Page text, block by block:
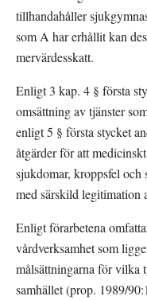
tillhandahåller
som A har erhållit kan
mervärdesskatt.
Enligt 3 kap. 4 § första
omsättning av tjänster
enligt 5 § första stycket
åtgärder för att
sjukdomar, kroppsfel och
med särskild legitimation
Enligt förarbetena
vårdverksamhet som
målsättningarna för vilka
samhället (prop. 1989/